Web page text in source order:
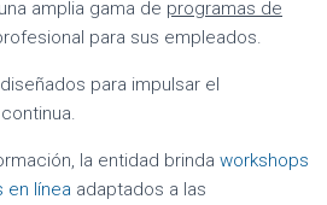
amplia gama de programas de
para sus empleados.
para impulsar el
la entidad brinda workshops
en línea adaptados a las